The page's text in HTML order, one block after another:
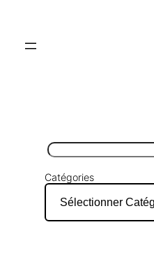
contenu
Rechercher
Catégories